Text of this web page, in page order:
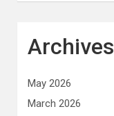
Archives
May 2026
March 2026